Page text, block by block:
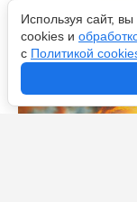
Используя сайт,
cookies и
с Политикой